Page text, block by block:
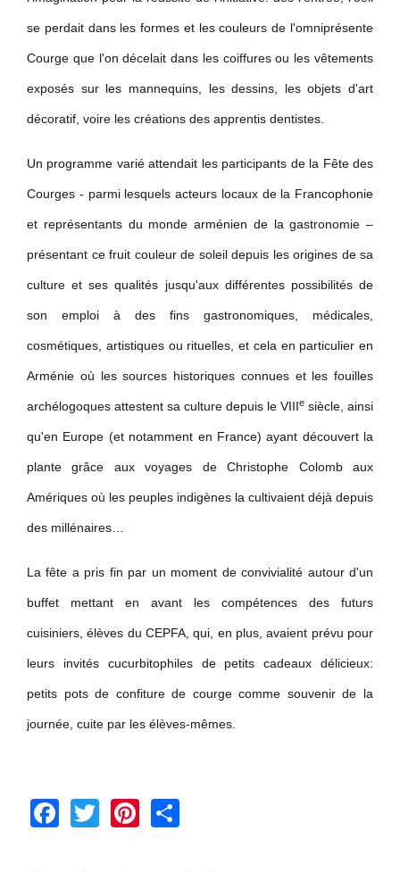
se perdait dans les formes et les couleurs de l'omniprésente
Courge que l'on décelait dans les coiffures ou les vêtements
exposés sur les mannequins, les dessins, les objets d'art
décoratif, voire les créations des apprentis dentistes.
Un programme varié attendait les participants de la Fête des
Courges - parmi lesquels acteurs locaux de la Francophonie
et représentants du monde arménien de la gastronomie –
présentant ce fruit couleur de soleil depuis les origines de sa
culture et ses qualités jusqu'aux différentes possibilités de
son emploi à des fins gastronomiques, médicales,
cosmétiques, artistiques ou rituelles, et cela en particulier en
Arménie où les sources historiques connues et les fouilles
archélogoques attestent sa culture depuis le VIIIe siècle, ainsi
qu'en Europe (et notamment en France) ayant découvert la
plante grâce aux voyages de Christophe Colomb aux
Amériques où les peuples indigènes la cultivaient déjà depuis
des millénaires…
La fête a pris fin par un moment de convivialité autour d'un
buffet mettant en avant les compétences des futurs
cuisiniers, élèves du CEPFA, qui, en plus, avaient prévu pour
leurs invités cucurbitophiles de petits cadeaux délicieux:
petits pots de confiture de courge comme souvenir de la
journée, cuite par les élèves-mêmes.
Facebook
TwitterPinterest